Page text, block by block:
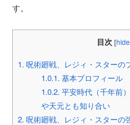
す。
目次 [hide
1. 呪術廻戦、レジィ・スターの
1.0.1. 基本プロフィール
1.0.2. 平安時代（千年前
や天元とも知り合い
2. 呪術廻戦、レジィ・スターの